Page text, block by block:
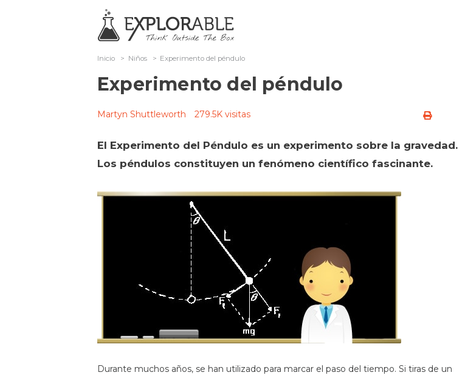
Inicio > Niños > Experimento del péndulo
Experimento del péndulo
Martyn Shuttleworth 279.5K visitas
El Experimento del Péndulo es un experimento sobre la gravedad.
Los péndulos constituyen un fenómeno científico fascinante.
Durante muchos años, se han utilizado para marcar el paso del tiempo. Si tiras de un